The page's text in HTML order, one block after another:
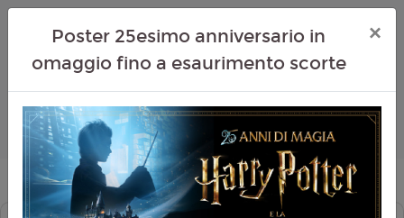
Poster 25esimo anniversario in
omaggio fino a esaurimento scorte
×